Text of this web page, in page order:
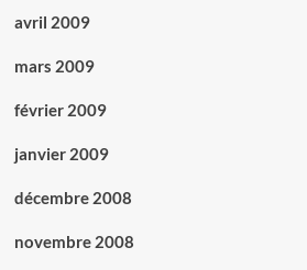
avril 2009
mars 2009
février 2009
janvier 2009
décembre 2008
novembre 2008